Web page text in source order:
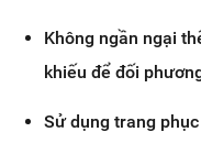
Không ngần ngại
khiếu để đối
Sử dụng trang